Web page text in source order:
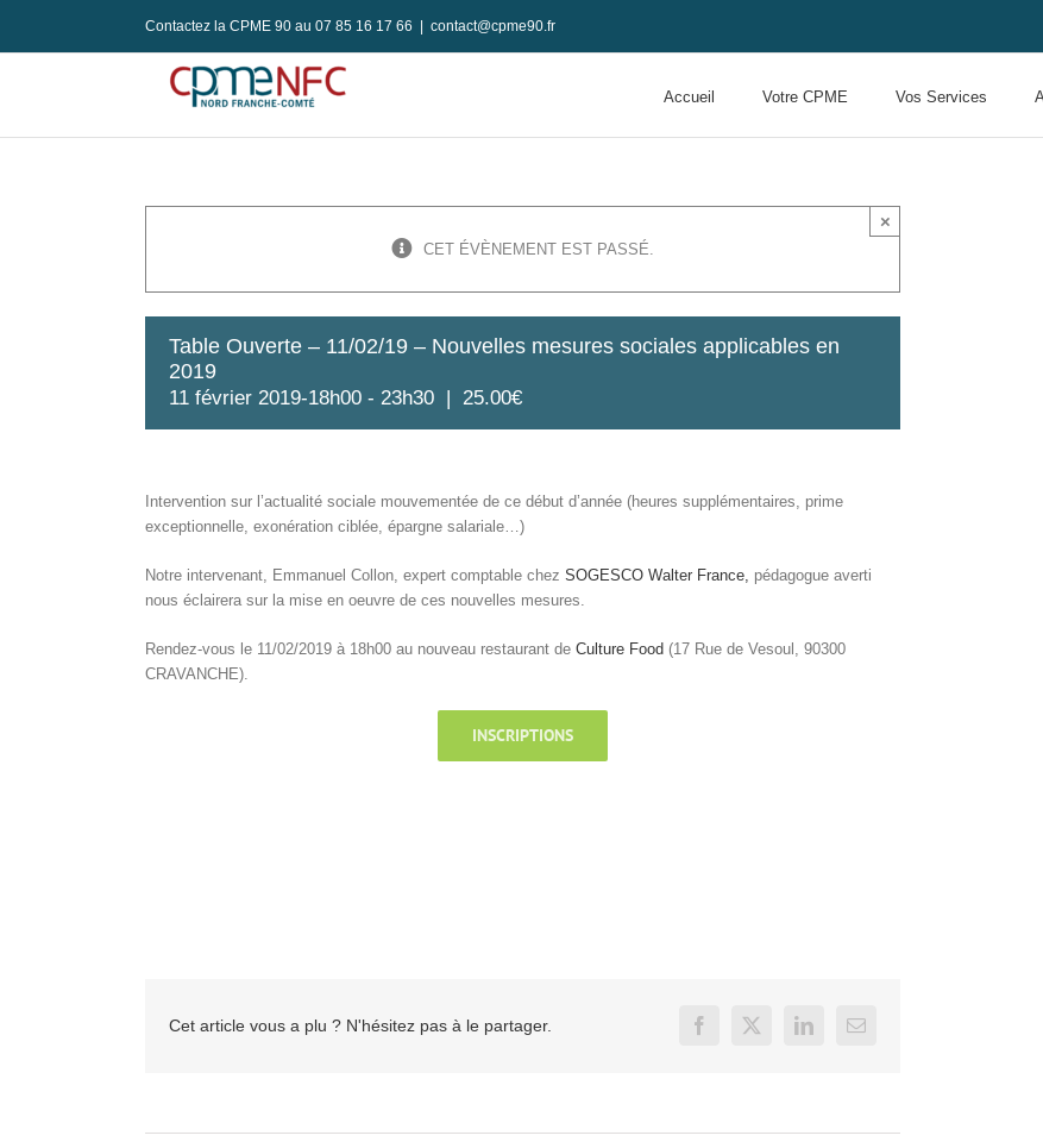
Contactez la CPME 90 au 07 85 16 17 66 contact@cpme90.fr
Accueil Votre CPME Vos Services
CET ÉVÈNEMENT EST PASSÉ.
×
Table Ouverte – 11/02/19 – Nouvelles mesures sociales applicables en
2019
11 février 2019-18h00 - 23h30 | 25.00€
Intervention sur l’actualité sociale mouvementée de ce début d’année (heures supplémentaires, prime
exceptionnelle, exonération ciblée, épargne salariale…)
Notre intervenant, Emmanuel Collon, expert comptable chez SOGESCO Walter France, pédagogue averti
nous éclairera sur la mise en oeuvre de ces nouvelles mesures.
Rendez-vous le 11/02/2019 à 18h00 au nouveau restaurant de Culture Food (17 Rue de Vesoul, 90300
CRAVANCHE).
INSCRIPTIONS
Cet article vous a plu ? N'hésitez pas à le partager. Facebook
X LinkedInEmail